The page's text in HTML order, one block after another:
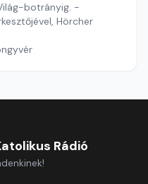
botrányig. -
Hörcher
Rádió